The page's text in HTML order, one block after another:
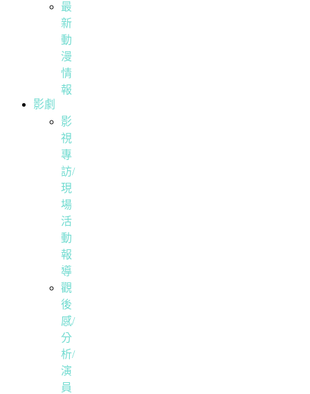
最
新
動
漫
情
報
影劇
影
視
專
訪/
現
場
活
動
報
導
觀
後
感/
分
析/
演
員